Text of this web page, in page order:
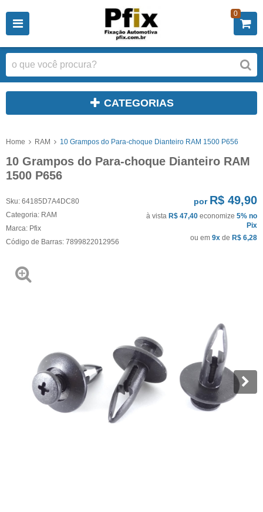
0
CATEGORIAS
Home RAM 10 Grampos do Para-choque Dianteiro RAM 1500 P656
10 Grampos do Para-choque Dianteiro RAM
1500 P656
Sku: 64185D7A4DC80
Categoria: RAM
Marca: Pfix
Código de Barras: 7899822012956
por R$ 49,90
à vista R$ 47,40 economize 5% no
Pix
ou em 9x de R$ 6,28